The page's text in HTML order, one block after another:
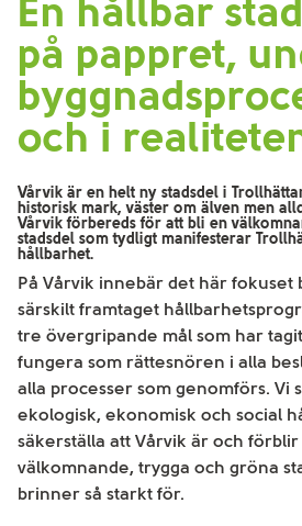
En hållbar
på pappret,
och i
Vårvik är en helt ny stadsdel i
historisk mark, väster om älven men
Vårvik förbereds för att bli en
stadsdel som tydligt manifesterar
hållbarhet.
På Vårvik innebär det här fokuset
särskilt framtaget
tre övergripande mål som har
fungera som rättesnören i alla
alla processer som genomförs. Vi
ekologisk, ekonomisk och social
säkerställa att Vårvik är och
välkomnande, trygga och gröna
brinner så starkt för.